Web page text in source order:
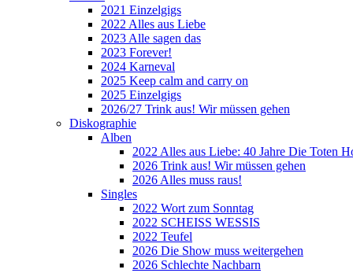
2021 Einzelgigs
2022 Alles aus Liebe
2023 Alle sagen das
2023 Forever!
2024 Karneval
2025 Keep calm and carry on
2025 Einzelgigs
2026/27 Trink aus! Wir müssen gehen
Diskographie
Alben
2022 Alles aus Liebe: 40 Jahre Die Toten
2026 Trink aus! Wir müssen gehen
2026 Alles muss raus!
Singles
2022 Wort zum Sonntag
2022 SCHEISS WESSIS
2022 Teufel
2026 Die Show muss weitergehen
2026 Schlechte Nachbarn